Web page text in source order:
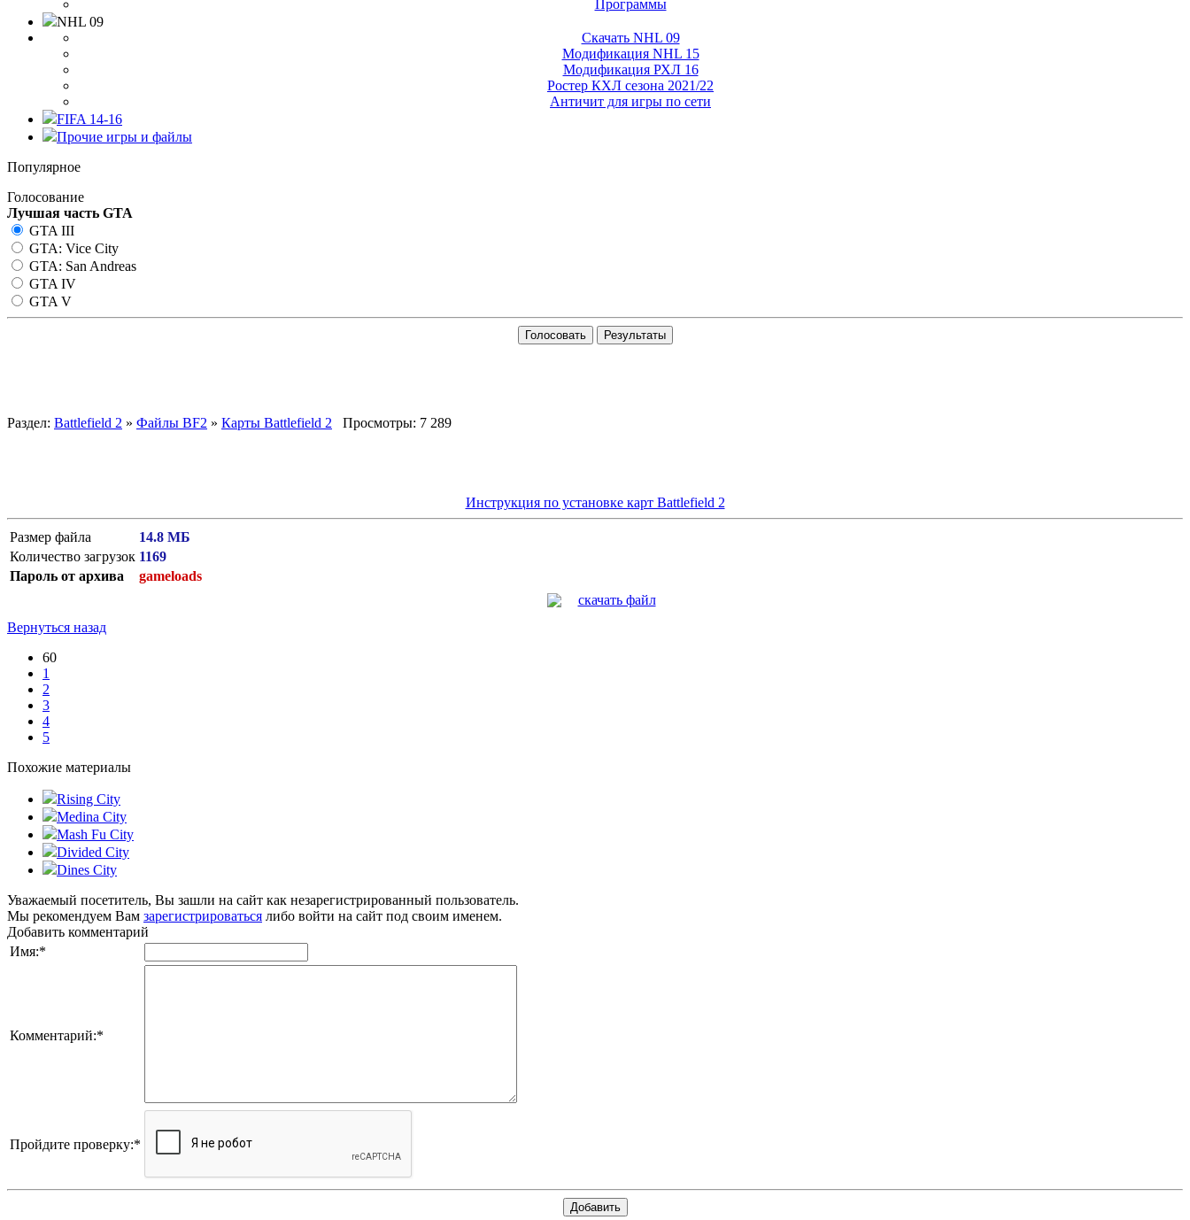
Программы
NHL 09
Скачать NHL 09
Модификация NHL 15
Модификация РХЛ 16
Ростер КХЛ сезона 2021/22
Античит для игры по сети
FIFA 14-16
Прочие игры и файлы
Популярное
Голосование
Лучшая часть GTA
GTA III
GTA: Vice City
GTA: San Andreas
GTA IV
GTA V
Голосовать Результаты
Раздел: Battlefield 2 » Файлы BF2 » Карты Battlefield 2 Просмотры: 7 289
Инструкция по установке карт Battlefield 2
Размер файла
14.8 МБ
Количество загрузок 1169
Пароль от архива
gameloads
скачать файл
Вернуться назад
60
1
2
3
4
5
Похожие материалы
Rising City
Medina City
Mash Fu City
Divided City
Dines City
Уважаемый посетитель, Вы зашли на сайт как незарегистрированный пользователь.
Мы рекомендуем Вам зарегистрироваться либо войти на сайт под своим именем.
Добавить комментарий
Имя:*
Комментарий:*
Пройдите проверку:*
Добавить